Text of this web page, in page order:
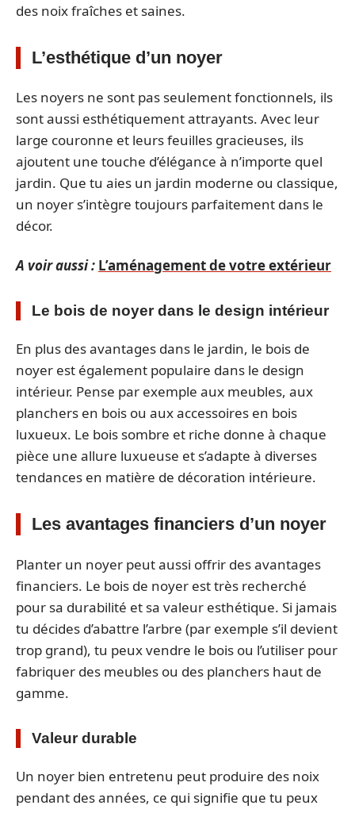
des noix fraîches et saines.
L’esthétique d’un noyer
Les noyers ne sont pas seulement fonctionnels, ils
sont aussi esthétiquement attrayants. Avec leur
large couronne et leurs feuilles gracieuses, ils
ajoutent une touche d’élégance à n’importe quel
jardin. Que tu aies un jardin moderne ou classique,
un noyer s’intègre toujours parfaitement dans le
décor.
A voir aussi : L’aménagement de votre extérieur
Le bois de noyer dans le design intérieur
En plus des avantages dans le jardin, le bois de
noyer est également populaire dans le design
intérieur. Pense par exemple aux meubles, aux
planchers en bois ou aux accessoires en bois
luxueux. Le bois sombre et riche donne à chaque
pièce une allure luxueuse et s’adapte à diverses
tendances en matière de décoration intérieure.
Les avantages financiers d’un noyer
Planter un noyer peut aussi offrir des avantages
financiers. Le bois de noyer est très recherché
pour sa durabilité et sa valeur esthétique. Si jamais
tu décides d’abattre l’arbre (par exemple s’il devient
trop grand), tu peux vendre le bois ou l’utiliser pour
fabriquer des meubles ou des planchers haut de
gamme.
Valeur durable
Un noyer bien entretenu peut produire des noix
pendant des années, ce qui signifie que tu peux